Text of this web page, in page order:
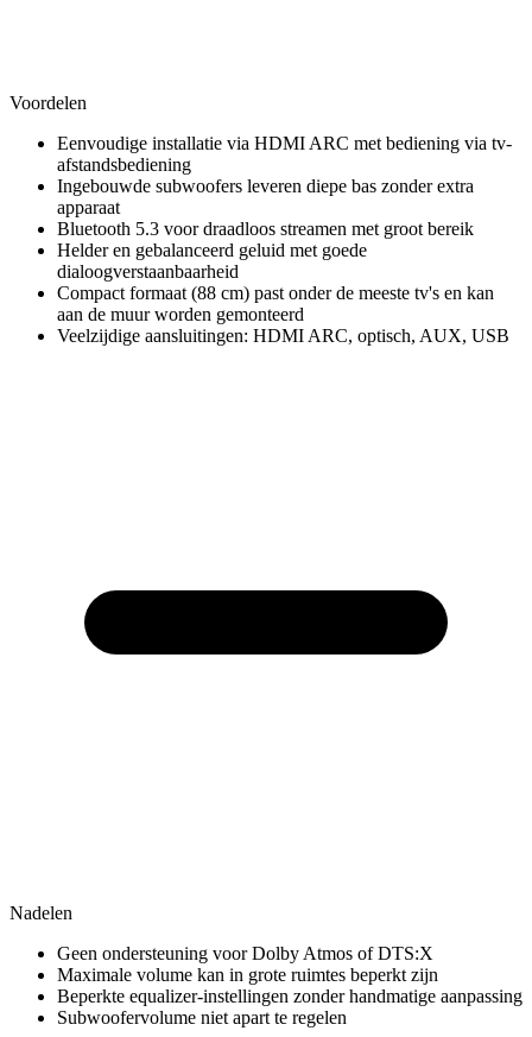
Voordelen
Eenvoudige installatie via HDMI ARC met bediening via tv-
afstandsbediening
Ingebouwde subwoofers leveren diepe bas zonder extra
apparaat
Bluetooth 5.3 voor draadloos streamen met groot bereik
Helder en gebalanceerd geluid met goede
dialoogverstaanbaarheid
Compact formaat (88 cm) past onder de meeste tv's en kan
aan de muur worden gemonteerd
Veelzijdige aansluitingen: HDMI ARC, optisch, AUX, USB
Nadelen
Geen ondersteuning voor Dolby Atmos of DTS:X
Maximale volume kan in grote ruimtes beperkt zijn
Beperkte equalizer-instellingen zonder handmatige aanpassing
Subwoofervolume niet apart te regelen